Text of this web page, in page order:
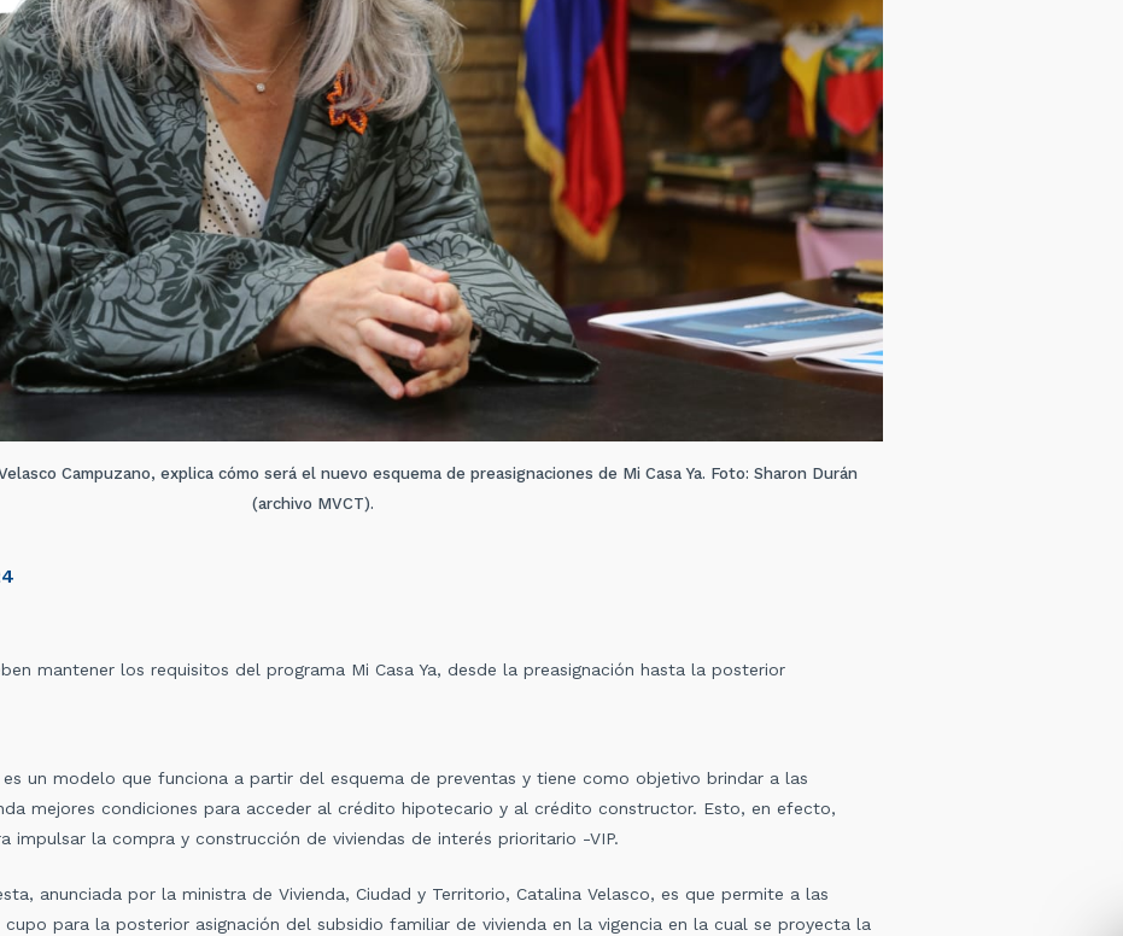
Campuzano, explica cómo será el nuevo esquema de preasignaciones de Mi Casa Ya. Foto: Sharon Durán
(archivo MVCT).
mantener los requisitos del programa Mi Casa Ya, desde la preasignación hasta la posterior
es un modelo que funciona a partir del esquema de preventas y tiene como objetivo brindar a las
mejores condiciones para acceder al crédito hipotecario y al crédito constructor. Esto, en efecto,
impulsar la compra y construcción de viviendas de interés prioritario -VIP.
anunciada por la ministra de Vivienda, Ciudad y Territorio, Catalina Velasco, es que permite a las
para la posterior asignación del subsidio familiar de vivienda en la vigencia en la cual se proyecta la